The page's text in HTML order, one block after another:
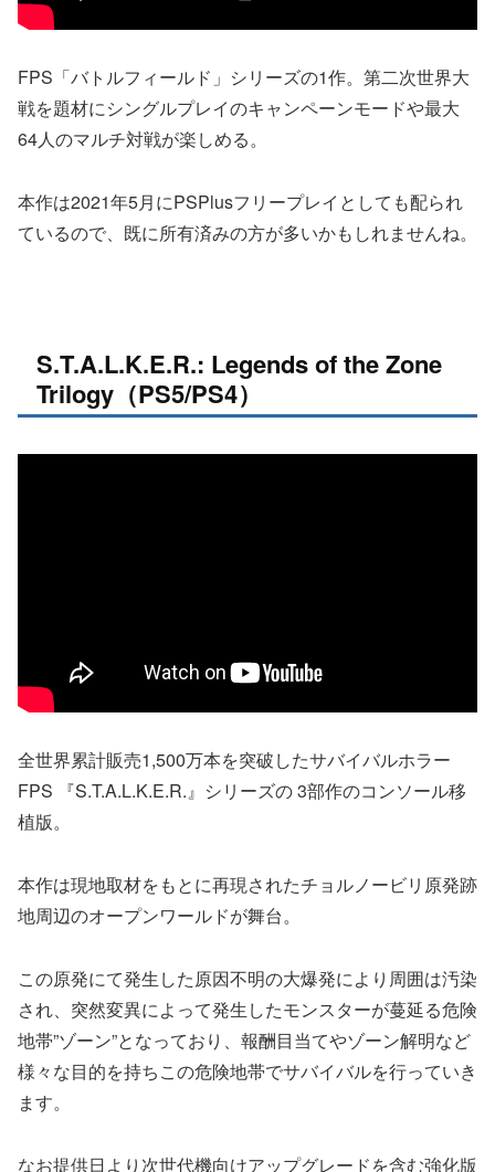
FPS「バトルフィールド」シリーズの1作。第二次世界大
戦を題材にシングルプレイのキャンペーンモードや最大
64人のマルチ対戦が楽しめる。
本作は2021年5月にPSPlusフリープレイとしても配られ
ているので、既に所有済みの方が多いかもしれませんね。
S.T.A.L.K.E.R.: Legends of the Zone
Trilogy（PS5/PS4）
全世界累計販売1,500万本を突破したサバイバルホラー
FPS 『S.T.A.L.K.E.R.』シリーズの 3部作のコンソール移
植版。
本作は現地取材をもとに再現されたチョルノービリ原発跡
地周辺のオープンワールドが舞台。
この原発にて発生した原因不明の大爆発により周囲は汚染
され、突然変異によって発生したモンスターが蔓延る危険
地帯”ゾーン”となっており、報酬目当てやゾーン解明など
様々な目的を持ちこの危険地帯でサバイバルを行っていき
ます。
なお提供日より次世代機向けアップグレードを含む強化版